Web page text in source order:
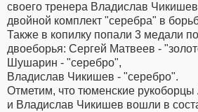
своего тренера Владислав
двойной комплект "серебра" в
Также в копилку попали 3 медали
двоеборья: Сергей Матвеев -
Шушарин - "серебро",
Владислав Чикишев - "серебро".
Отметим, что тюменские
и Владислав Чикишев вошли в